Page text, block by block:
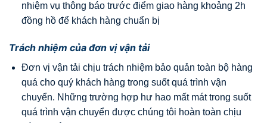
nhiệm vụ thông báo trước điểm giao hàng khoảng 2h
đồng hồ để khách hàng chuẩn bị
Trách nhiệm của đơn vị vận tải
Đơn vị vận tải chịu trách nhiệm bảo quản toàn bộ hàng
quá cho quý khách hàng trong suốt quá trình vận
chuyển. Những trường hợp hư hao mất mát trong suốt
quá trình vận chuyển được chúng tôi hoàn toàn chịu